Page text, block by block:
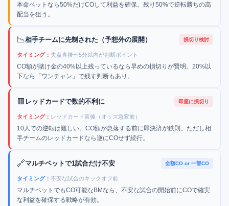
本命ベットなら50%だけCOして利益を確保。残り50%で逆転勝ちの高
配当を狙う。
📉相手チームに先制された（予想外の展開） 損切り検討
タイミング： 失点直後〜5分以内が判断ポイント
CO額が賭け金の40%以上残っているなら早めの損切りが賢明。20%以
下なら「ワンチャン」で残す判断もあり。
🟥 レッドカードで数的不利に 即座に損切り
タイミング： レッドカード直後（オッズ急変前）
10人での逆転は難しい。CO額が急落する前に即決済が鉄則。ただし相
手チームのレッドカードなら逆にCOせず続行。
🔗マルチベットで1試合だけ不安 全額CO or 一部CO
タイミング： 不安な試合のキックオフ前
マルチベットでもCO可能なBMなら、不安な試合の開始前にCOで確実
な利益を確保する戦略が有効。